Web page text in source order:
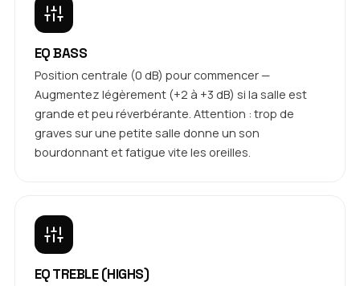
EQ BASS
Position centrale (0 dB) pour commencer —
Augmentez légèrement (+2 à +3 dB) si la salle est
grande et peu réverbérante. Attention : trop de
graves sur une petite salle donne un son
bourdonnant et fatigue vite les oreilles.
EQ TREBLE (HIGHS)